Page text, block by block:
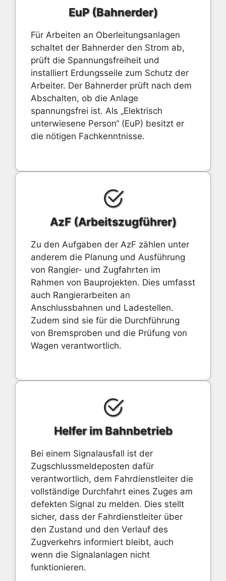
EuP (Bahnerder)
Für Arbeiten an Oberleitungsanlagen
schaltet der Bahnerder den Strom ab,
prüft die Spannungsfreiheit und
installiert Erdungsseile zum Schutz der
Arbeiter. Der Bahnerder prüft nach dem
Abschalten, ob die Anlage
spannungsfrei ist. Als „Elektrisch
unterwiesene Person“ (EuP) besitzt er
die nötigen Fachkenntnisse.
AzF (Arbeitszugführer)
Zu den Aufgaben der AzF zählen unter
anderem die Planung und Ausführung
von Rangier- und Zugfahrten im
Rahmen von Bauprojekten. Dies umfasst
auch Rangierarbeiten an
Anschlussbahnen und Ladestellen.
Zudem sind sie für die Durchführung
von Bremsproben und die Prüfung von
Wagen verantwortlich.
Helfer im Bahnbetrieb
Bei einem Signalausfall ist der
Zugschlussmeldeposten dafür
verantwortlich, dem Fahrdienstleiter die
vollständige Durchfahrt eines Zuges am
defekten Signal zu melden. Dies stellt
sicher, dass der Fahrdienstleiter über
den Zustand und den Verlauf des
Zugverkehrs informiert bleibt, auch
wenn die Signalanlagen nicht
funktionieren.